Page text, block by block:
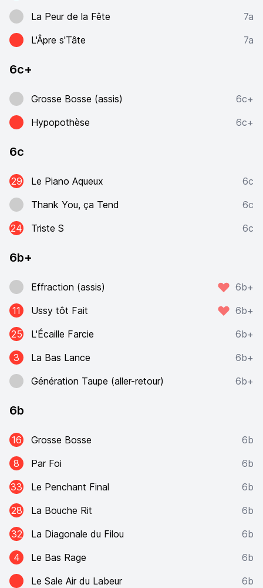
La Peur de la Fête
7a
L'Âpre s'Tâte
7a
6c+
Grosse Bosse (assis)
6c+
Hypopothèse
6c+
6c
29 Le Piano Aqueux
6c
Thank You, ça Tend
6c
24
Triste S 6c
6b+
Effraction (assis)
6b+
11
Ussy tôt Fait
6b+
25
L'Écaille Farcie
6b+
3
La Bas Lance
6b+
Génération Taupe (aller-retour)
6b+
6b
16 Grosse Bosse
6b
8
Par Foi
6b
33
Le Penchant Final
6b
28
La Bouche Rit
6b
32
La Diagonale du Filou
6b
4
Le Bas Rage
6b
Le Sale Air du Labeur
6b